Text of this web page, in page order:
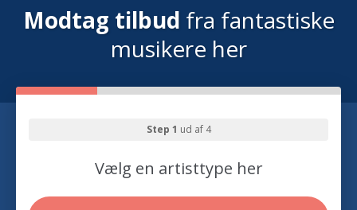
Modtag tilbud fra fantastiske
musikere her
Step 1 ud af 4
Vælg en artisttype her